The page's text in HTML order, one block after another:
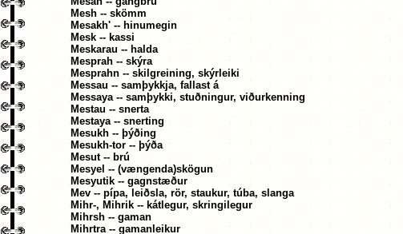
Mesh -- skömm
Mesakh' -- hinumegin
Mesk -- kassi
Meskarau -- halda
Mesprah -- skýra
Mesprahn -- skilgreining, skýrleiki
Messau -- samþykkja, fallast á
Messaya -- samþykki, stuðningur, viðurkenning
Mestau -- snerta
Mestaya -- snerting
Mesukh -- þýðing
Mesukh-tor -- þýða
Mesut -- brú
Mesyel -- (vængenda)skögun
Mesyutik -- gagnstæður
Mev -- pípa, leiðsla, rör, staukur, túba, slanga
Mihr-, Mihrik -- kátlegur, skringilegur
Mihrsh -- gaman
Mihrtra -- gamanleikur